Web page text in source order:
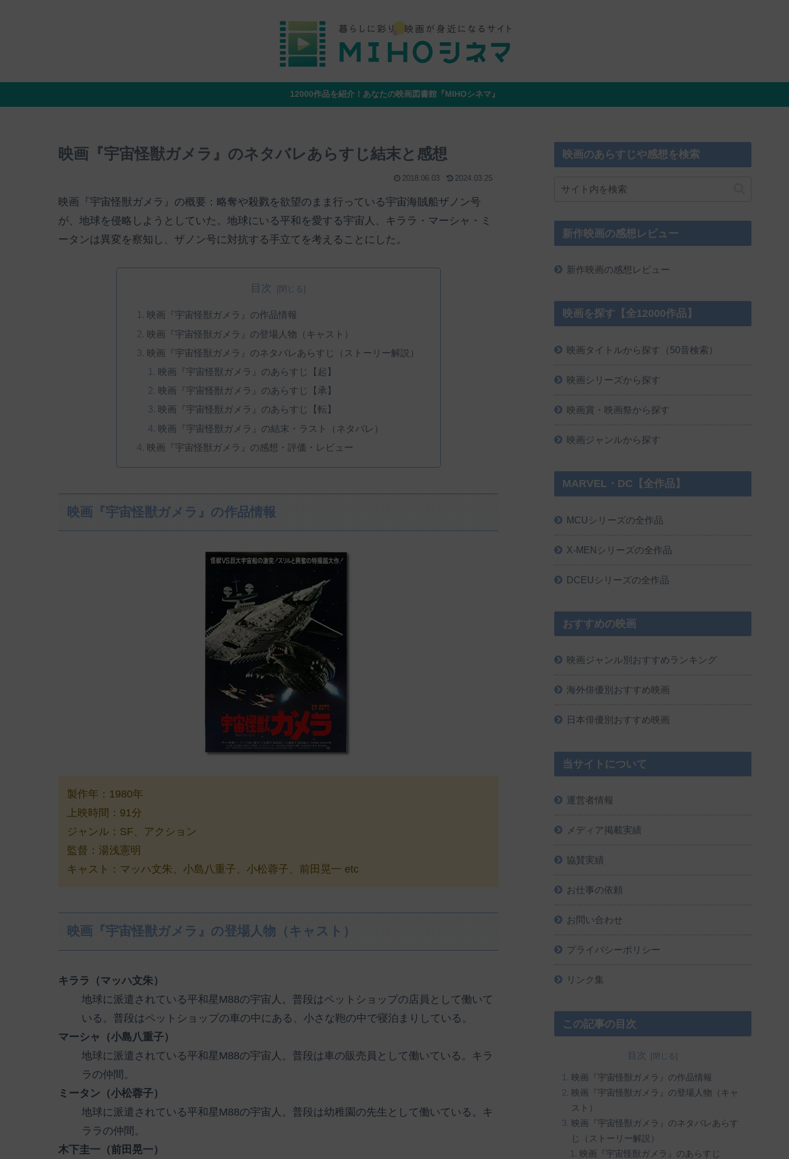
12000作品を紹介！あなたの映画図書館『MIHOシネマ』
映画『宇宙怪獣ガメラ』のネタバレあらすじ結末と感想
2018.06.03 2024.03.25
映画『宇宙怪獣ガメラ』の概要：略奪や殺戮を欲望のまま行っている宇宙海賊船ザノン号
が、地球を侵略しようとしていた。地球にいる平和を愛する宇宙人、キララ・マーシャ・ミ
ータンは異変を察知し、ザノン号に対抗する手立てを考えることにした。
目次
映画『宇宙怪獣ガメラ』の作品情報
映画『宇宙怪獣ガメラ』の登場人物（キャスト）
映画『宇宙怪獣ガメラ』のネタバレあらすじ（ストーリー解説）
映画『宇宙怪獣ガメラ』のあらすじ【起】
映画『宇宙怪獣ガメラ』のあらすじ【承】
映画『宇宙怪獣ガメラ』のあらすじ【転】
映画『宇宙怪獣ガメラ』の結末・ラスト（ネタバレ）
映画『宇宙怪獣ガメラ』の感想・評価・レビュー
映画『宇宙怪獣ガメラ』の作品情報
製作年：1980年
上映時間：91分
ジャンル：SF、アクション
監督：湯浅憲明
キャスト：マッハ文朱、小島八重子、小松蓉子、前田晃一 etc
映画『宇宙怪獣ガメラ』の登場人物（キャスト）
キララ（マッハ文朱）
地球に派遣されている平和星M88の宇宙人。普段はペットショップの店員として働いて
いる。普段はペットショップの車の中にある、小さな鞄の中で寝泊まりしている。
マーシャ（小島八重子）
地球に派遣されている平和星M88の宇宙人。普段は車の販売員として働いている。キラ
ラの仲間。
ミータン（小松蓉子）
地球に派遣されている平和星M88の宇宙人。普段は幼稚園の先生として働いている。キ
ララの仲間。
木下圭一（前田晃一）
映画のあらすじや感想を検索
新作映画の感想レビュー
新作映画の感想レビュー
映画を探す【全12000作品】
映画タイトルから探す（50音検索）
映画シリーズから探す
映画賞・映画祭から探す
映画ジャンルから探す
MARVEL・DC【全作品】
MCUシリーズの全作品
X-MENシリーズの全作品
DCEUシリーズの全作品
おすすめの映画
映画ジャンル別おすすめランキング
海外俳優別おすすめ映画
日本俳優別おすすめ映画
当サイトについて
運営者情報
メディア掲載実績
協賛実績
お仕事の依頼
お問い合わせ
プライバシーポリシー
リンク集
この記事の目次
目次
映画『宇宙怪獣ガメラ』の作品情報
映画『宇宙怪獣ガメラ』の登場人物（キャ
スト）
映画『宇宙怪獣ガメラ』のネタバレあらす
じ（ストーリー解説）
映画『宇宙怪獣ガメラ』のあらすじ